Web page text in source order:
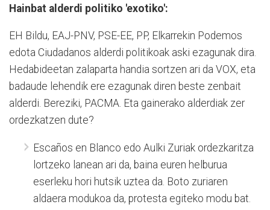
Hainbat alderdi politiko 'exotiko':
EH Bildu, EAJ-PNV, PSE-EE, PP, Elkarrekin Podemos
edota Ciudadanos alderdi politikoak aski ezagunak dira.
Hedabideetan zalaparta handia sortzen ari da VOX, eta
badaude lehendik ere ezagunak diren beste zenbait
alderdi. Bereziki, PACMA. Eta gainerako alderdiak zer
ordezkatzen dute?
Escaños en Blanco edo Aulki Zuriak ordezkaritza
lortzeko lanean ari da, baina euren helburua
eserleku hori hutsik uztea da. Boto zuriaren
aldaera modukoa da, protesta egiteko modu bat.